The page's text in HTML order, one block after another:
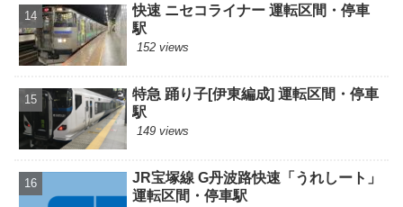
快速 ニセコライナー 運転区間・停車
駅
152 views
特急 踊り子[伊東編成] 運転区間・停車
駅
149 views
JR宝塚線 G丹波路快速「うれしート」
運転区間・停車駅